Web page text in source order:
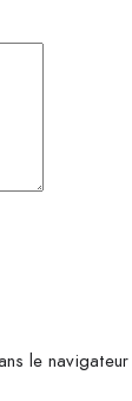
le navigateur